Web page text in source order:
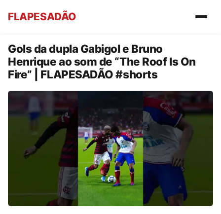
FLAPESADÃO
Gols da dupla Gabigol e Bruno
Henrique ao som de “The Roof Is On
Fire” | FLAPESADÃO #shorts